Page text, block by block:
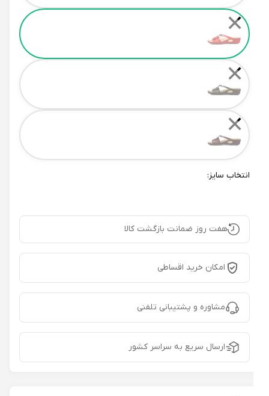
✕
✕
✕
انتخاب سایز:
هفت روز ضمانت بازگشت کالا
امکان خرید اقساطی
مشاوره و پشتیبانی تلفنی
ارسال سریع به سراسر کشور